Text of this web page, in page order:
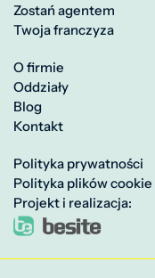
Zostań agentem
Twoja franczyza
O firmie
Oddziały
Blog
Kontakt
Polityka prywatności
Polityka plików cookie
Projekt i realizacja: